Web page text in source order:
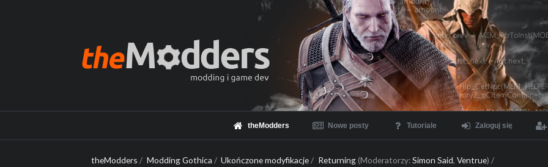
theModders Nowe posty Tutoriale Zaloguj się
theModders / Modding Gothica / Ukończone modyfikacje/ Returning(Moderatorzy:Simon Said,Ventrue) /